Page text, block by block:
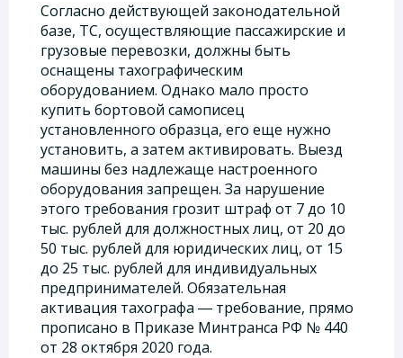
Согласно действующей законодательной
базе, ТС, осуществляющие пассажирские и
грузовые перевозки, должны быть
оснащены тахографическим
оборудованием. Однако мало просто
купить бортовой самописец
установленного образца, его еще нужно
установить, а затем активировать. Выезд
машины без надлежаще настроенного
оборудования запрещен. За нарушение
этого требования грозит штраф от 7 до 10
тыс. рублей для должностных лиц, от 20 до
50 тыс. рублей для юридических лиц, от 15
до 25 тыс. рублей для индивидуальных
предпринимателей. Обязательная
активация тахографа ― требование, прямо
прописано в Приказе Минтранса РФ № 440
от 28 октября 2020 года.